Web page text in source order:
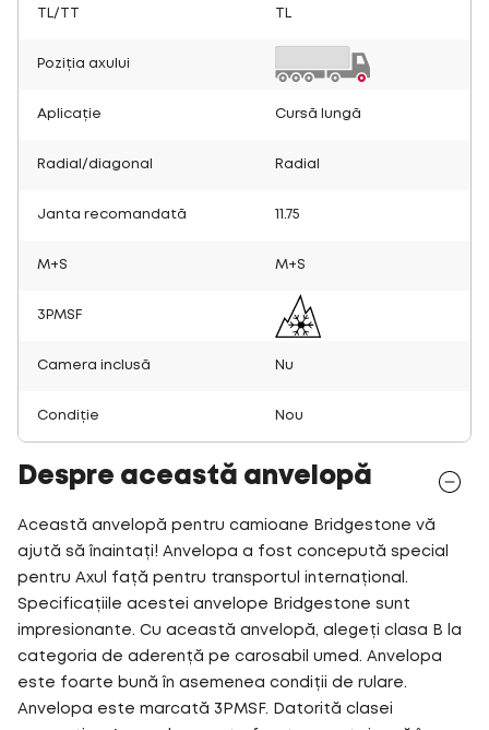
TL/TT
Poziția axului
Aplicație Cursă lungă
Radial/diagonal Radial
Janta recomandată 11.75
M+S M+S
3PMSF
Camera inclusă Nu
Condiție Nou
Despre această anvelopă
Această anvelopă pentru camioane Bridgestone vă
ajută să înaintați! Anvelopa a fost concepută special
pentru Axul față pentru transportul internațional.
Specificațiile acestei anvelope Bridgestone sunt
impresionante. Cu această anvelopă, alegeți clasa B la
categoria de aderență pe carosabil umed. Anvelopa
este foarte bună în asemenea condiții de rulare.
Anvelopa este marcată 3PMSF. Datorită clasei